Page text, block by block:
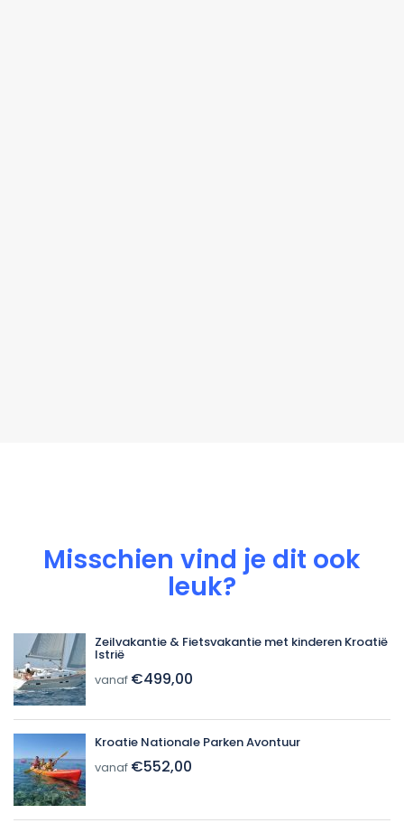
Misschien vind je dit ook
leuk?
Zeilvakantie & Fietsvakantie met kinderen Kroatië
Istrië
vanaf €499,00
Kroatie Nationale Parken Avontuur
vanaf €552,00